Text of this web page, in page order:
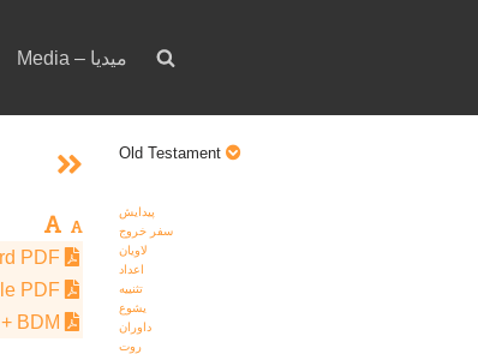
Media – ميديا
Old Testament
پيدايش
سفر خروج
لاويان
اعداد
تثنييه
يشوع
داوران
روت